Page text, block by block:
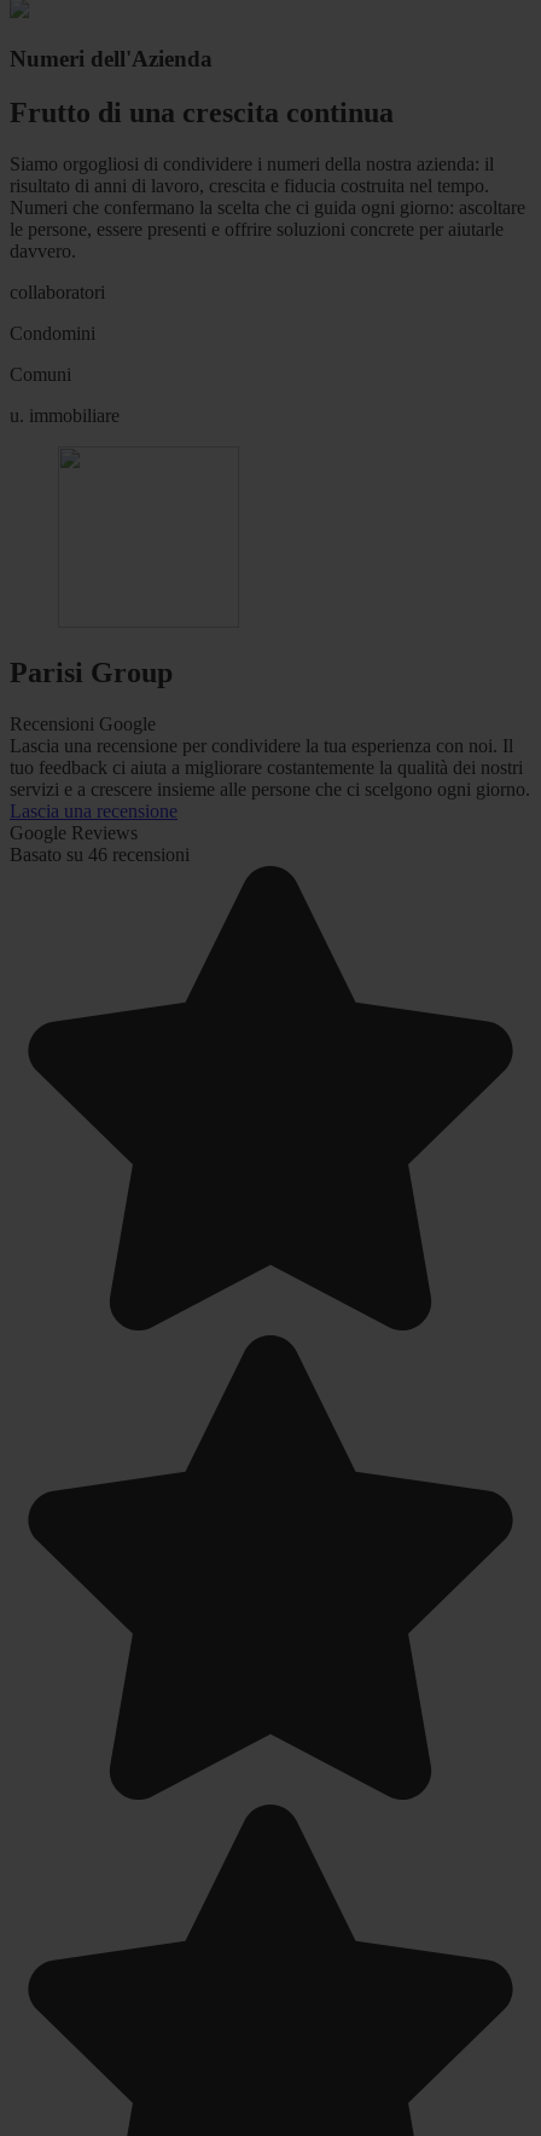
Numeri dell'Azienda
Frutto di una crescita continua
Siamo orgogliosi di condividere i numeri della nostra azienda: il
risultato di anni di lavoro, crescita e fiducia costruita nel tempo.
Numeri che confermano la scelta che ci guida ogni giorno: ascoltare
le persone, essere presenti e offrire soluzioni concrete per aiutarle
davvero.
collaboratori
Condomini
Comuni
u. immobiliare
Parisi Group
Recensioni Google
Lascia una recensione per condividere la tua esperienza con noi. Il
tuo feedback ci aiuta a migliorare costantemente la qualità dei nostri
servizi e a crescere insieme alle persone che ci scelgono ogni giorno.
Lascia una recensione
Google Reviews
Basato su 46 recensioni